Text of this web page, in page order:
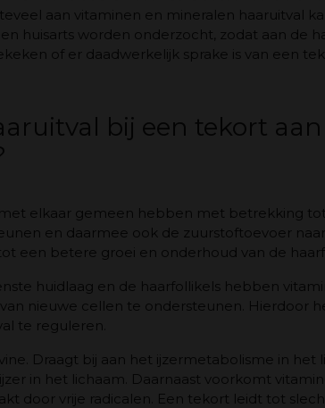
aan vitaminen en mineralen haaruitval
huisarts worden onderzocht, zodat aan de
of er daadwerkelijk sprake is van een
bij een tekort
elkaar gemeen hebben met betrekking
en daarmee ook de zuurstoftoevoer
een betere groei en onderhoud van de
huidlaag en de haarfollikels hebben
nieuwe cellen te ondersteunen. Hierdoor
te reguleren.
Draagt bij aan het ijzermetabolisme in
in het lichaam. Daarnaast voorkomt
door vrije radicalen. Een tekort leidt tot